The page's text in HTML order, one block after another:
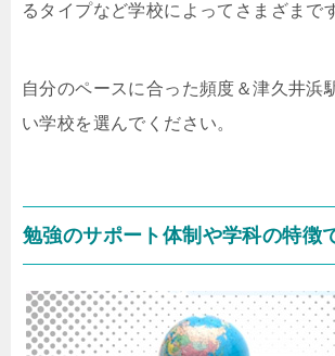
るタイプなど学校によってさまざまで
自分のペースに合った頻度＆津久井浜
い学校を選んでください。
勉強のサポート体制や学科の特徴